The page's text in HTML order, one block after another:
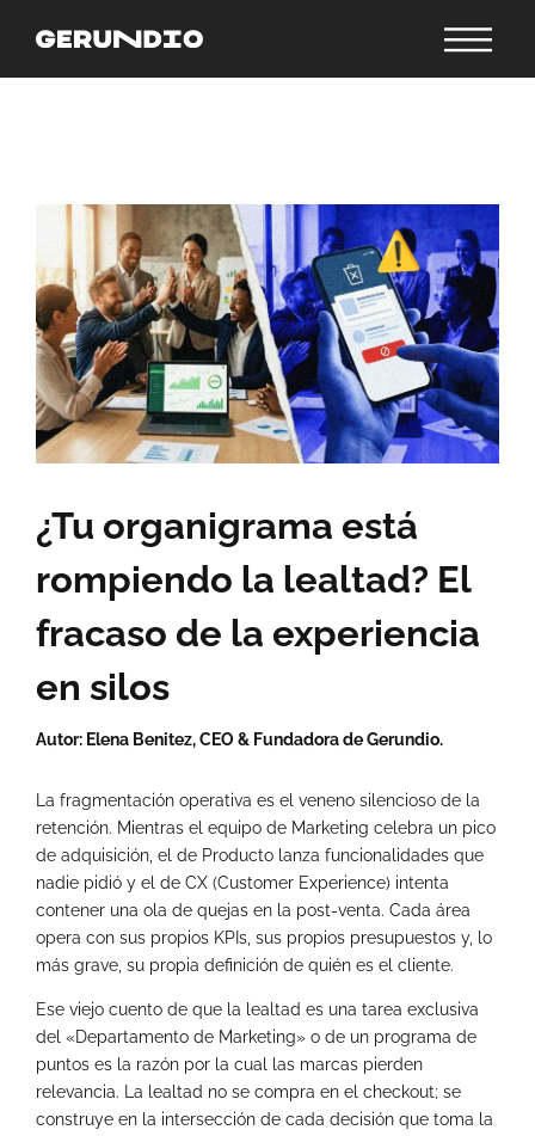
¿Tu organigrama está
rompiendo la lealtad? El
fracaso de la experiencia
en silos
Autor: Elena Benitez, CEO & Fundadora de Gerundio.
La fragmentación operativa es el veneno silencioso de la
retención. Mientras el equipo de Marketing celebra un pico
de adquisición, el de Producto lanza funcionalidades que
nadie pidió y el de CX (Customer Experience) intenta
contener una ola de quejas en la post-venta. Cada área
opera con sus propios KPIs, sus propios presupuestos y, lo
más grave, su propia definición de quién es el cliente.
Ese viejo cuento de que la lealtad es una tarea exclusiva
del «Departamento de Marketing» o de un programa de
puntos es la razón por la cual las marcas pierden
relevancia. La lealtad no se compra en el checkout; se
construye en la intersección de cada decisión que toma la